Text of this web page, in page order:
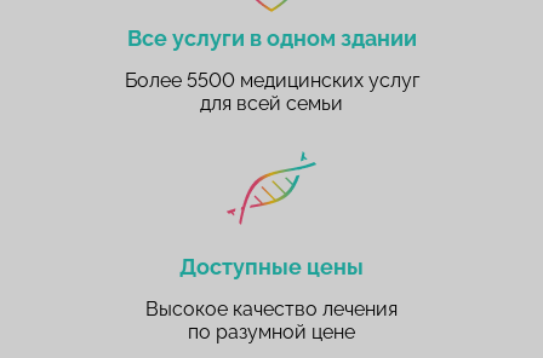
Все услуги в одном здании
Более 5500 медицинских услуг
для всей семьи
Доступные цены
Высокое качество лечения
по разумной цене